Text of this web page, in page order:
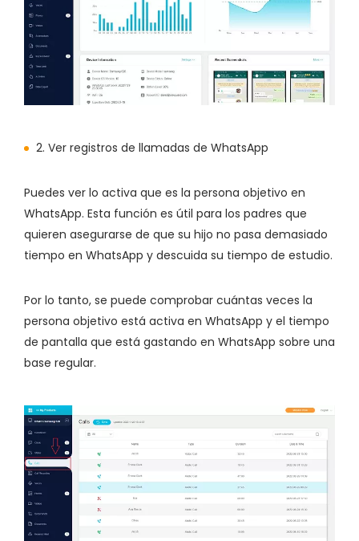
2. Ver registros de llamadas de WhatsApp
Puedes ver lo activa que es la persona objetivo en
WhatsApp. Esta función es útil para los padres que
quieren asegurarse de que su hijo no pasa demasiado
tiempo en WhatsApp y descuida su tiempo de estudio.
Por lo tanto, se puede comprobar cuántas veces la
persona objetivo está activa en WhatsApp y el tiempo
de pantalla que está gastando en WhatsApp sobre una
base regular.